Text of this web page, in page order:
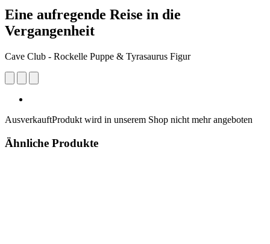
Eine aufregende Reise in die
Vergangenheit
Cave Club - Rockelle Puppe & Tyrasaurus Figur
AusverkauftProdukt wird in unserem Shop nicht mehr angeboten
Ähnliche Produkte